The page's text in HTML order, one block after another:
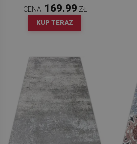
CENA: 169.99 ZŁ
KUP TERAZ